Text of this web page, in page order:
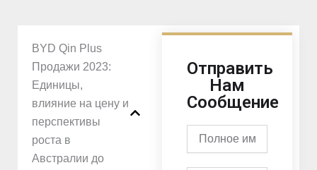
BYD Qin Plus
Продажи 2023:
Единицы,
влияние на цену и
перспективы
роста в
Австралии до
Отправить
Нам
Сообщение
имя